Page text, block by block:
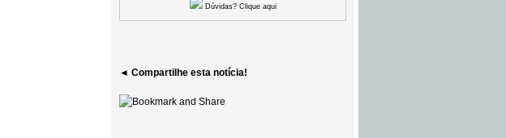
Dúvidas? Clique aqui
◄ Compartilhe esta notícia!